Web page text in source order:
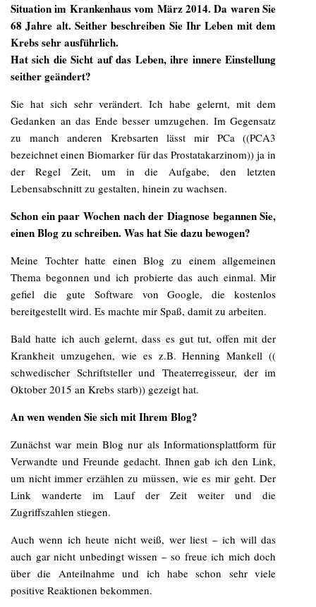
Situation im Krankenhaus vom März 2014. Da waren Sie
68 Jahre alt. Seither beschreiben Sie Ihr Leben mit dem
Krebs sehr ausführlich.
Hat sich die Sicht auf das Leben, ihre innere Einstellung
seither geändert?
Sie hat sich sehr verändert. Ich habe gelernt, mit dem
Gedanken an das Ende besser umzugehen. Im Gegensatz
zu manch anderen Krebsarten lässt mir PCa ((PCA3
bezeichnet einen Biomarker für das Prostatakarzinom)) ja in
der Regel Zeit, um in die Aufgabe, den letzten
Lebensabschnitt zu gestalten, hinein zu wachsen.
Schon ein paar Wochen nach der Diagnose begannen Sie,
einen Blog zu schreiben. Was hat Sie dazu bewogen?
Meine Tochter hatte einen Blog zu einem allgemeinen
Thema begonnen und ich probierte das auch einmal. Mir
gefiel die gute Software von Google, die kostenlos
bereitgestellt wird. Es machte mir Spaß, damit zu arbeiten.
Bald hatte ich auch gelernt, dass es gut tut, offen mit der
Krankheit umzugehen, wie es z.B. Henning Mankell ((
schwedischer Schriftsteller und Theaterregisseur, der im
Oktober 2015 an Krebs starb)) gezeigt hat.
An wen wenden Sie sich mit Ihrem Blog?
Zunächst war mein Blog nur als Informationsplattform für
Verwandte und Freunde gedacht. Ihnen gab ich den Link,
um nicht immer erzählen zu müssen, wie es mir geht. Der
Link wanderte im Lauf der Zeit weiter und die
Zugriffszahlen stiegen.
Auch wenn ich heute nicht weiß, wer liest – ich will das
auch gar nicht unbedingt wissen – so freue ich mich doch
über die Anteilnahme und ich habe schon sehr viele
positive Reaktionen bekommen.